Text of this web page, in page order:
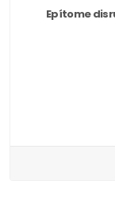
Epítome